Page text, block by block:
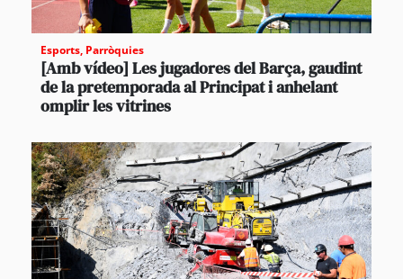
Esports, Parròquies
[Amb vídeo] Les jugadores del Barça, gaudint
de la pretemporada al Principat i anhelant
omplir les vitrines